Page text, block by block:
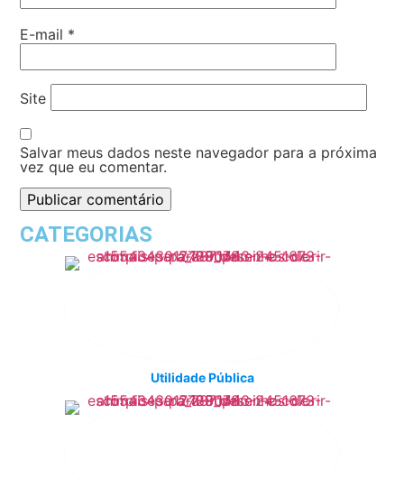
E-mail *
Site
Salvar meus dados neste navegador para a próxima
vez que eu comentar.
CATEGORIAS
Utilidade Pública